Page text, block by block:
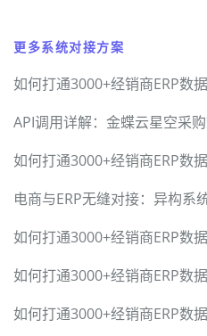
更多系统对接方案
API调用详解：金蝶云星空采
电商与ERP无缝对接：异构系